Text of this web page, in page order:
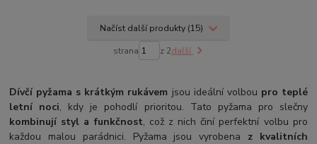
Načíst další produkty (15)
strana z 2další
Dívčí pyžama s krátkým rukávem jsou ideální volbou pro teplé
letní noci, kdy je pohodlí prioritou. Tato pyžama pro slečny
kombinují styl a funkčnost, což z nich činí perfektní volbu pro
každou malou parádnici. Pyžama jsou vyrobena z kvalitních